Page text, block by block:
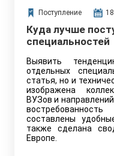
Поступление
Куда лучше
специальностей
Выявить
отдельных
статья, но и
изображена
ВУЗов и
составлены
также сделана
Европе.